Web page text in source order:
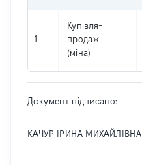
1
Купівля-
продаж
(міна)
Документ підписано:
КАЧУР ІРИНА МИХАЙЛІВНА